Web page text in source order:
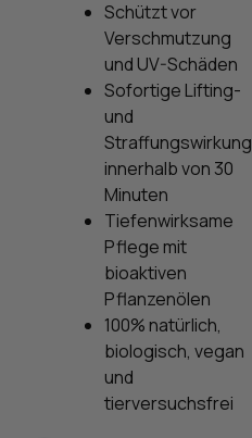
Schützt vor
Verschmutzung
und UV-Schäden
Sofortige Lifting-
und
Straffungswirkung
innerhalb von 30
Minuten
Tiefenwirksame
Pflege mit
bioaktiven
Pflanzenölen
100% natürlich,
biologisch, vegan
und
tierversuchsfrei